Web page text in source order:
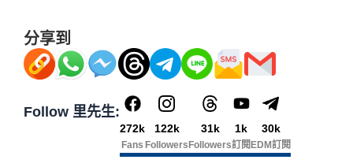
分享到
Follow 里先生:
272k
Fans
122k
Followers
31k
Followers
1k
訂閱
30k
EDM訂閱